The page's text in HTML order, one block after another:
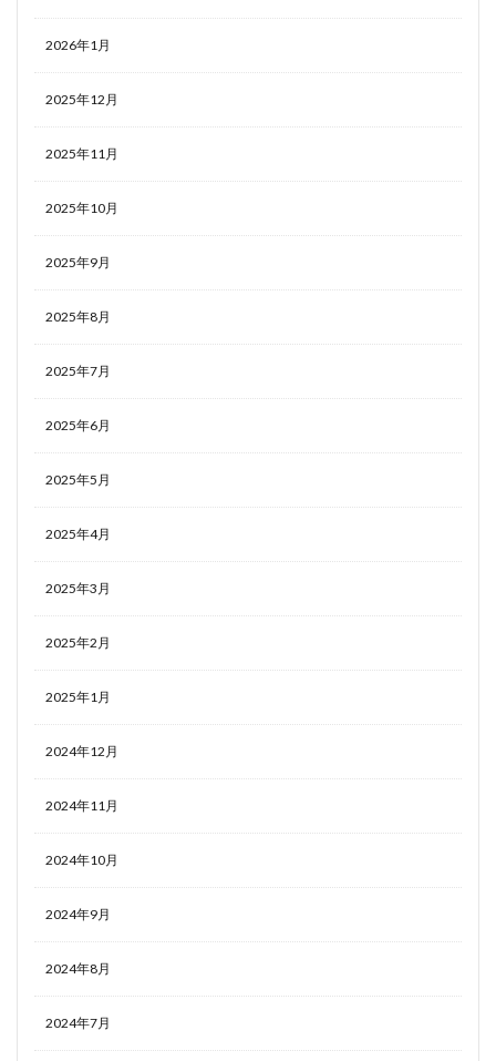
2026年1月
2025年12月
2025年11月
2025年10月
2025年9月
2025年8月
2025年7月
2025年6月
2025年5月
2025年4月
2025年3月
2025年2月
2025年1月
2024年12月
2024年11月
2024年10月
2024年9月
2024年8月
2024年7月